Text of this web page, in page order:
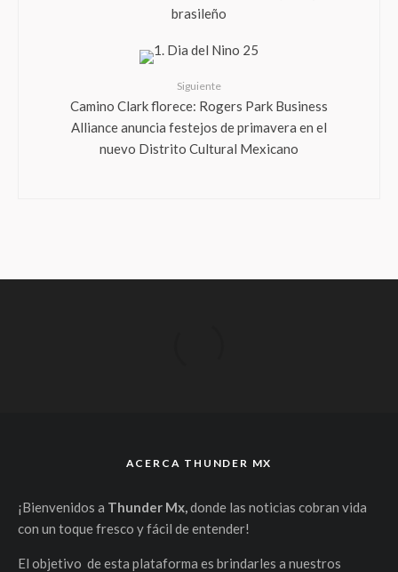
brasileño
Siguiente
Camino Clark florece: Rogers Park Business
Alliance anuncia festejos de primavera en el
nuevo Distrito Cultural Mexicano
ACERCA THUNDER MX
¡Bienvenidos a Thunder Mx,donde las noticias cobran vida
con un toque fresco y fácil de entender!
El objetivo de esta plataforma es brindarles a nuestros